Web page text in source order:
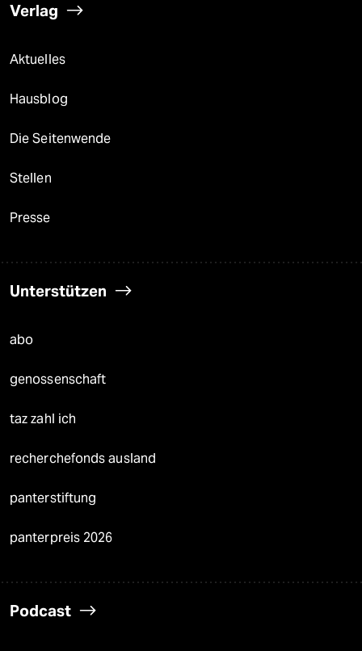
Verlag
Aktuelles
Hausblog
Die Seitenwende
Stellen
Presse
Unterstützen
abo
genossenschaft
taz zahl ich
recherchefonds ausland
panterstiftung
panterpreis 2026
Podcast